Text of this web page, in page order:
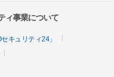
ィ事業について
キュリティ24」